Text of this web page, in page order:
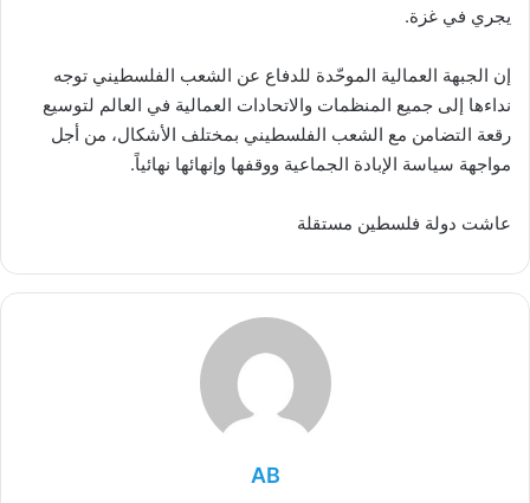
يجري في غزة.
إن الجبهة العمالية الموحّدة للدفاع عن الشعب الفلسطيني توجه
نداءها إلى جميع المنظمات والاتحادات العمالية في العالم لتوسيع
رقعة التضامن مع الشعب الفلسطيني بمختلف الأشكال، من أجل
مواجهة سياسة الإبادة الجماعية ووقفها وإنهائها نهائياً.
عاشت دولة فلسطين مستقلة
AB